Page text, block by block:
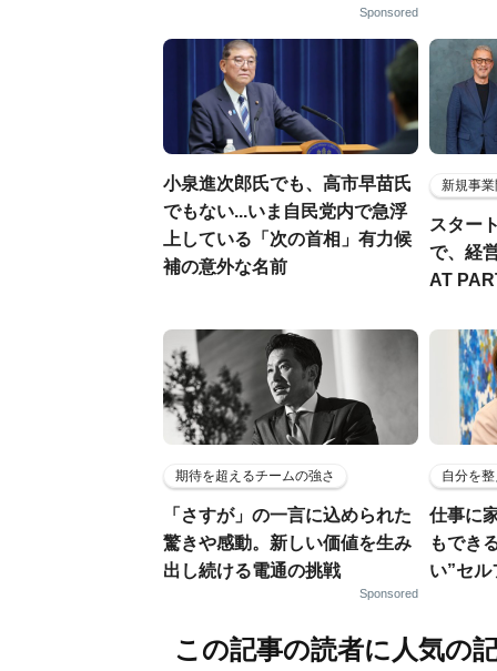
Sponsored
小泉進次郎氏でも、高市早苗氏
でもない...いま自民党内で急浮
上している「次の首相」有力候
補の意外な名前
新規事
スター
で、経
AT
期待を超えるチームの強さ
「さすが」の一言に込められた
驚きや感動。新しい価値を生み
出し続ける電通の挑戦
Sponsored
自分を
仕事に
もでき
い”セ
この記事の読者に人気の